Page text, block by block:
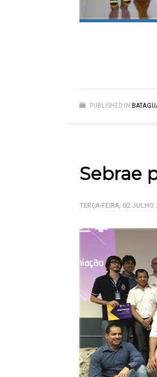
PUBLISHED IN
Sebrae
TERÇA-FEIRA, 02 JULHO